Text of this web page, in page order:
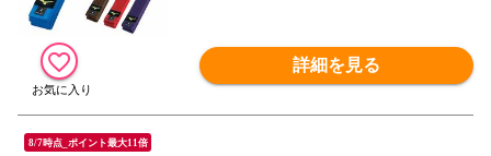
詳細を見る
8/7時点_ポイント最大11倍